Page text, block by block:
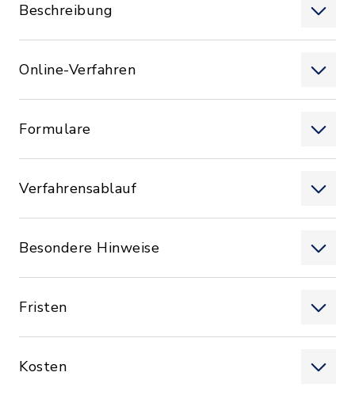
Beschreibung
Online-Verfahren
Formulare
Verfahrensablauf
Besondere Hinweise
Fristen
Kosten